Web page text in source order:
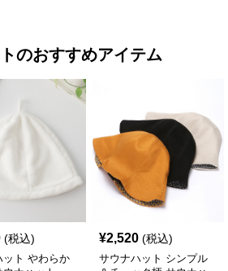
のおすすめアイテム
(税込)
ット やわらか
¥2,520 (税込)
サウナハット シンプル